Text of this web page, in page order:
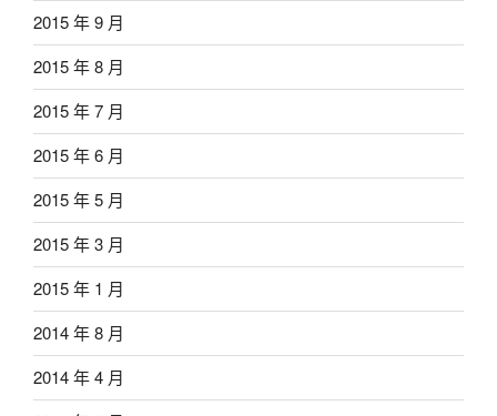
2015 年 9 月
2015 年 8 月
2015 年 7 月
2015 年 6 月
2015 年 5 月
2015 年 3 月
2015 年 1 月
2014 年 8 月
2014 年 4 月